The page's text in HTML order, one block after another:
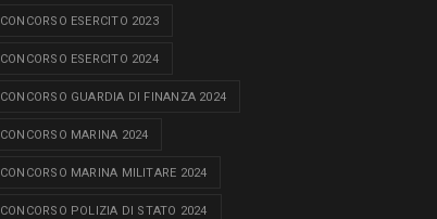
CONCORSO ESERCITO 2023
CONCORSO ESERCITO 2024
CONCORSO GUARDIA DI FINANZA 2024
CONCORSO MARINA 2024
CONCORSO MARINA MILITARE 2024
CONCORSO POLIZIA DI STATO 2024